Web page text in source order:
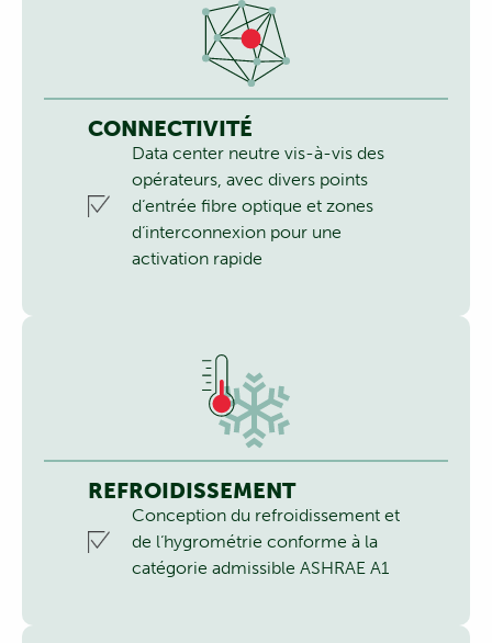
CONNECTIVITÉ
Data center neutre vis-à-vis des
opérateurs, avec divers points
d‘entrée fibre optique et zones
d‘interconnexion pour une
activation rapide
REFROIDISSEMENT
Conception du refroidissement et
de l‘hygrométrie conforme à la
catégorie admissible ASHRAE A1